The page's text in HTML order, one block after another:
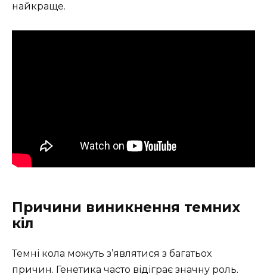
найкраще.
Причини виникнення темних
кіл
Темні кола можуть з’являтися з багатьох
причин. Генетика часто відіграє значну роль.